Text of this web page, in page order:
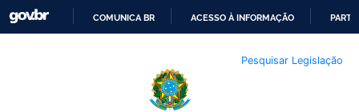
O
CONTEÚDO
COMUNICA BR ACESSO À INFORMAÇÃO
Pesquisar Legislação